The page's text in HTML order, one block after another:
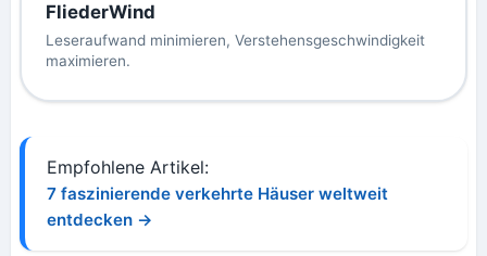
FliederWind
Leseraufwand minimieren, Verstehensgeschwindigkeit
maximieren.
Empfohlene Artikel:
7 faszinierende verkehrte Häuser weltweit
entdecken →